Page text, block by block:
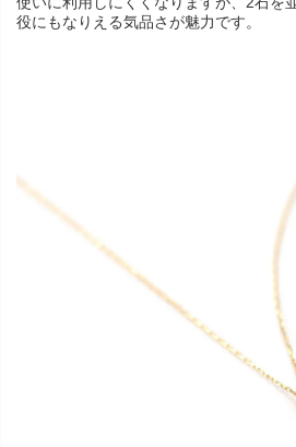
役にもなりえる気品さが魅力です。